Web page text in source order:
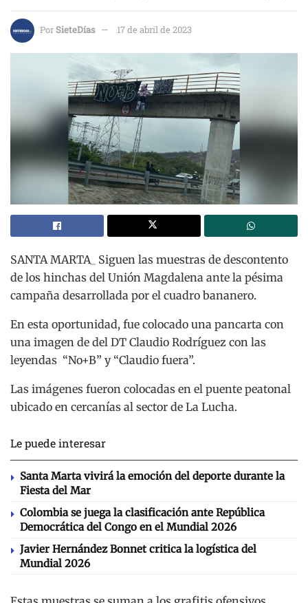
PorSieteDías 17 de abril de 2023
SANTA MARTA_ Siguen las muestras de descontento
de los hinchas del Unión Magdalena ante la pésima
campaña desarrollada por el cuadro bananero.
En esta oportunidad, fue colocado una pancarta con
una imagen de del DT Claudio Rodríguez con las
leyendas “No+B” y “Claudio fuera”.
Las imágenes fueron colocadas en el puente peatonal
ubicado en cercanías al sector de La Lucha.
Le puede interesar
Santa Marta vivirá la emoción del deporte durante la
Fiesta del Mar
Colombia se juega la clasificación ante República
Democrática del Congo en el Mundial 2026
Javier Hernández Bonnet critica la logística del
Mundial 2026